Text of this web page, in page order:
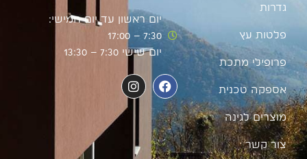
גדרות
פלטות עץ
פרופילי מתכת
אספקה טכנית
מוצרים לגינה
צור קשר
יום ראשון עד יום חמישי:
7:30 – 17:00
יום שישי 7:30 – 13:30